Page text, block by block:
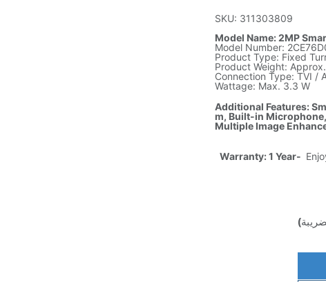
SKU: 311303809
Model Name: 2MP
Model Number:
Product Type: Fixed
Product Weight:
Connection Type: TVI /
Wattage: Max. 3.3 W
Additional Features:
m, Built-in
Multiple Image
Warranty: 1 Year-